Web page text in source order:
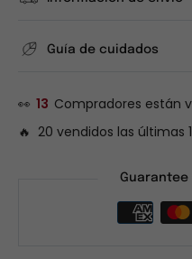
Guía de cuidados
👀 24 Compradores están
🔥 20 vendidos las últimas